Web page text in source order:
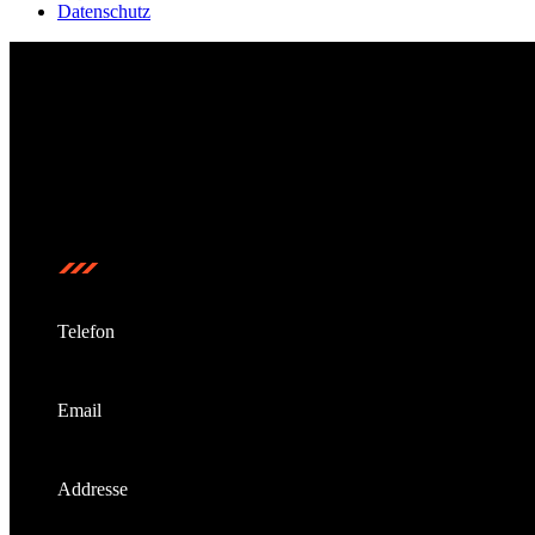
Datenschutz
Telefon
Email
Addresse